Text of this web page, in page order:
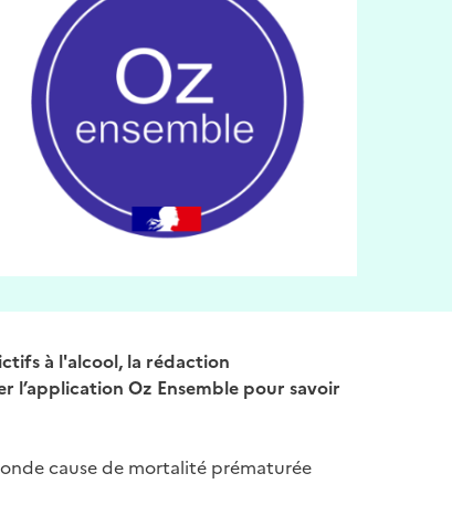
à l'alcool, la rédaction
Oz Ensemble pour savoir
cause de mortalité prématurée